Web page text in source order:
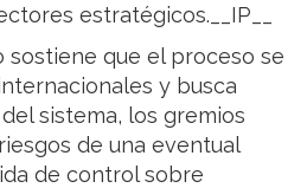
estratégicos.__IP__
sostiene que el proceso se
y busca
sistema, los gremios
de una eventual
de control sobre